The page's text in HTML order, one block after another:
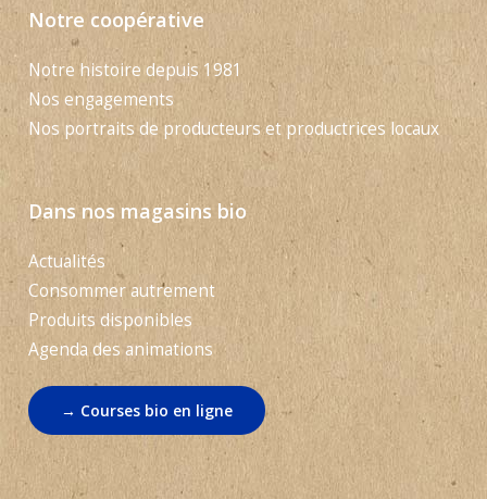
Notre coopérative
Notre histoire depuis 1981
Nos engagements
Nos portraits de producteurs et productrices locaux
Dans nos magasins bio
Actualités
Consommer autrement
Produits disponibles
Agenda des animations
→ Courses bio en ligne